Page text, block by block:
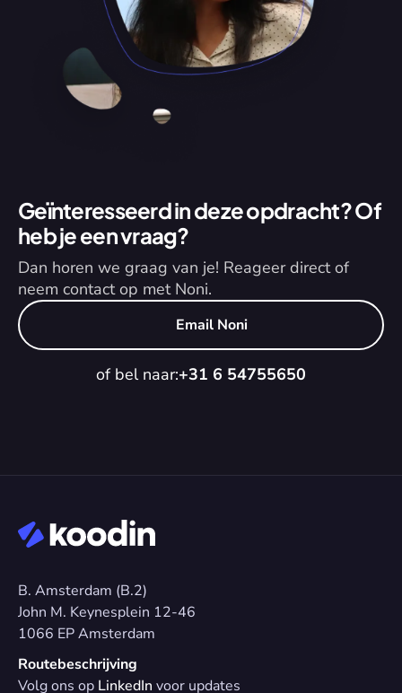
Geïnteresseerd in deze opdracht? Of
heb je een vraag?
Dan horen we graag van je! Reageer direct of
neem contact op met Noni.
Email Noni
of bel naar:+31 6 54755650
B. Amsterdam (B.2)
John M. Keynesplein 12-46
1066 EP Amsterdam
Routebeschrijving
Volg ons op LinkedIn voor updates